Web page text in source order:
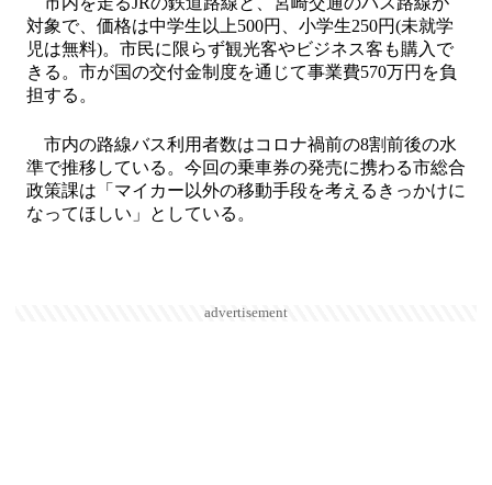
対象で、価格は中学生以上500円、小学生250円(未就学
児は無料)。市民に限らず観光客やビジネス客も購入で
きる。市が国の交付金制度を通じて事業費570万円を負
担する。
市内の路線バス利用者数はコロナ禍前の8割前後の水
準で推移している。今回の乗車券の発売に携わる市総合
政策課は「マイカー以外の移動手段を考えるきっかけに
なってほしい」としている。
advertisement